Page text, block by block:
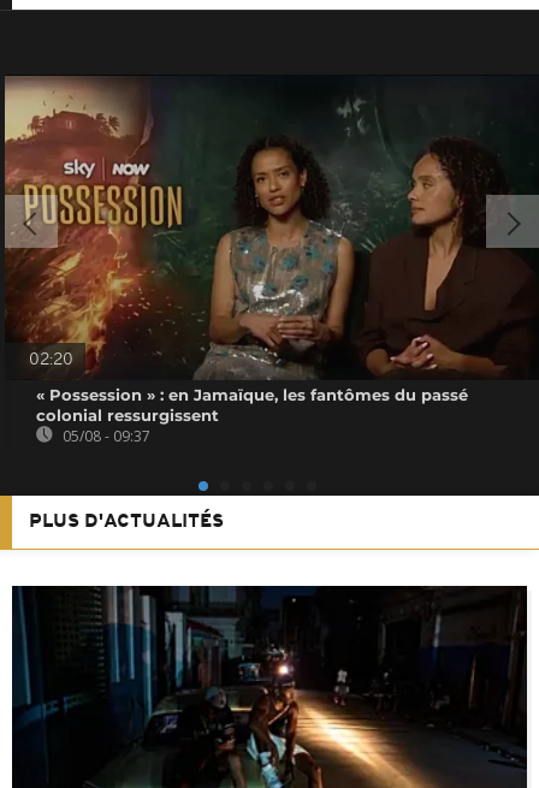
02:20
« Possession » : en Jamaïque, les fantômes du passé
colonial ressurgissent
05/08 - 09:37
PLUS D'ACTUALITÉS